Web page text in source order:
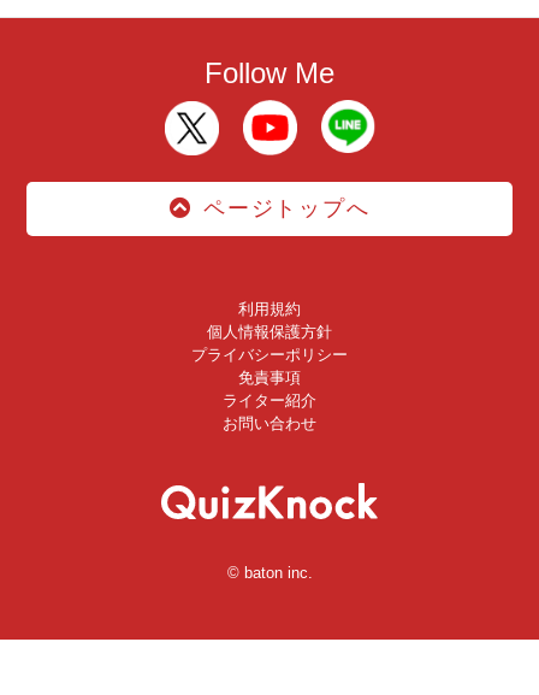
Follow Me
ページトップへ
利用規約
個人情報保護方針
プライバシーポリシー
免責事項
ライター紹介
お問い合わせ
© baton inc.